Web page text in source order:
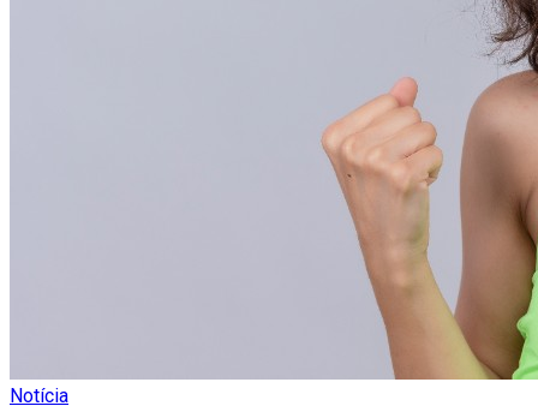
Notícia